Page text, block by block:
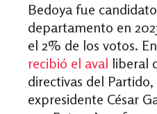
Bedoya fue
departamento en
el 2% de los votos.
recibió el aval liberal
directivas del
expresidente César